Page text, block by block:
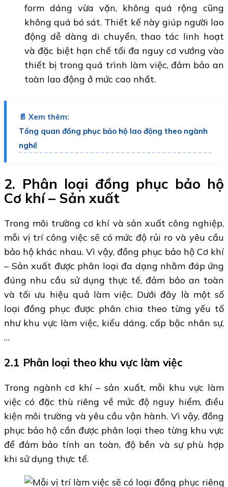
form dáng vừa vặn, không quá rộng cũng
không quá bó sát. Thiết kế này giúp người lao
động dễ dàng di chuyển, thao tác linh hoạt
và đặc biệt hạn chế tối đa nguy cơ vướng vào
thiết bị trong quá trình làm việc, đảm bảo an
toàn lao động ở mức cao nhất.
📄 Xem thêm:
Tổng quan đồng phục bảo hộ lao động theo ngành
nghề
2. Phân loại đồng phục bảo hộ
Cơ khí – Sản xuất
Trong môi trường cơ khí và sản xuất công nghiệp,
mỗi vị trí công việc sẽ có mức độ rủi ro và yêu cầu
bảo hộ khác nhau. Vì vậy, đồng phục bảo hộ Cơ khí
– Sản xuất được phân loại đa dạng nhằm đáp ứng
đúng nhu cầu sử dụng thực tế, đảm bảo an toàn
và tối ưu hiệu quả làm việc. Dưới đây là một số
loại đồng phục được phân chia theo từng yếu tố
như khu vực làm việc, kiểu dáng, cấp bậc nhân sự,
…
2.1 Phân loại theo khu vực làm việc
Trong ngành cơ khí – sản xuất, mỗi khu vực làm
việc có đặc thù riêng về mức độ nguy hiểm, điều
kiện môi trường và yêu cầu vận hành. Vì vậy, đồng
phục bảo hộ cần được phân loại theo từng khu vực
để đảm bảo tính an toàn, độ bền và sự phù hợp
khi sử dụng thực tế.